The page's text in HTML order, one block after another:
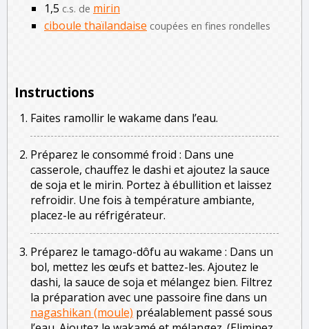
1,5 c.s. de mirin
ciboule thaïlandaise coupées en fines rondelles
Instructions
Faites ramollir le wakame dans l’eau.
Préparez le consommé froid : Dans une
casserole, chauffez le dashi et ajoutez la sauce
de soja et le mirin. Portez à ébullition et laissez
refroidir. Une fois à température ambiante,
placez-le au réfrigérateur.
Préparez le tamago-dôfu au wakame : Dans un
bol, mettez les œufs et battez-les. Ajoutez le
dashi, la sauce de soja et mélangez bien. Filtrez
la préparation avec une passoire fine dans un
nagashikan (moule) préalablement passé sous